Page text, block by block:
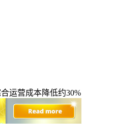
运营成本降低约30%